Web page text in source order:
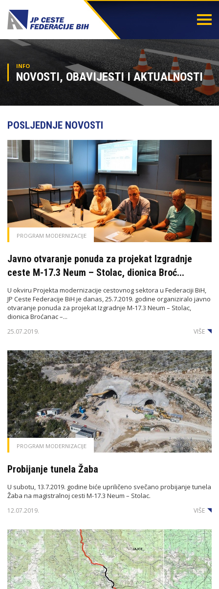
INFO
NOVOSTI, OBAVIJESTI I AKTUALNOSTI
POSLJEDNJE NOVOSTI
PROGRAM MODERNIZACIJE
Javno otvaranje ponuda za projekat Izgradnje
ceste M-17.3 Neum – Stolac, dionica Broć...
U okviru Projekta modernizacije cestovnog sektora u Federaciji BiH,
JP Ceste Federacije BiH je danas, 25.7.2019. godine organiziralo javno
otvaranje ponuda za projekat Izgradnje M-17.3 Neum – Stolac,
dionica Broćanac –...
25.07.2019. VIŠE
PROGRAM MODERNIZACIJE
Probijanje tunela Žaba
U subotu, 13.7.2019. godine biće upriličeno svečano probijanje tunela
Žaba na magistralnoj cesti M-17.3 Neum – Stolac.
12.07.2019. VIŠE